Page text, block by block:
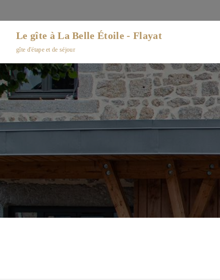
Le gîte à La Belle Étoile - Flayat
gîte d'étape et de séjour